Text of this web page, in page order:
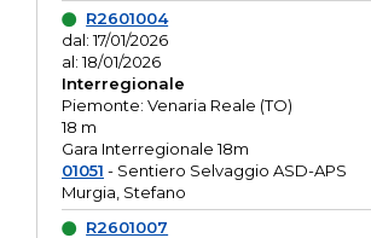
R2601004
dal: 17/01/2026
al: 18/01/2026
Interregionale
Piemonte: Venaria Reale (TO)
18 m
Gara Interregionale 18m
01051 - Sentiero Selvaggio ASD-APS
Murgia, Stefano
R2601007